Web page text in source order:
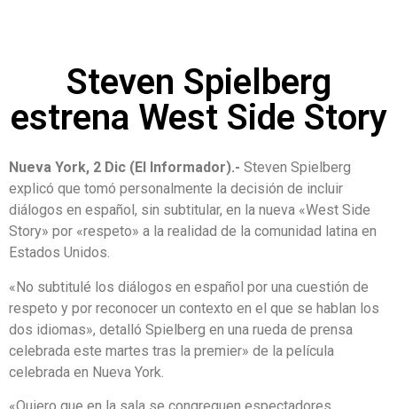
Steven Spielberg
estrena West Side Story
Nueva York, 2 Dic (El Informador).- Steven Spielberg
explicó que tomó personalmente la decisión de incluir
diálogos en español, sin subtitular, en la nueva «West Side
Story» por «respeto» a la realidad de la comunidad latina en
Estados Unidos.
«No subtitulé los diálogos en español por una cuestión de
respeto y por reconocer un contexto en el que se hablan los
dos idiomas», detalló Spielberg en una rueda de prensa
celebrada este martes tras la premier» de la película
celebrada en Nueva York.